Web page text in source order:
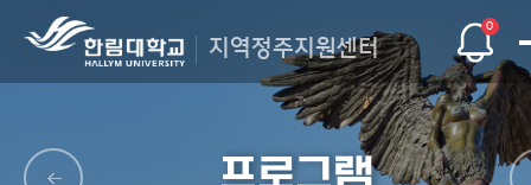
지역정주지원센터
0